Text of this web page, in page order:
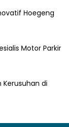
Hoegeng
Motor Parkir
di